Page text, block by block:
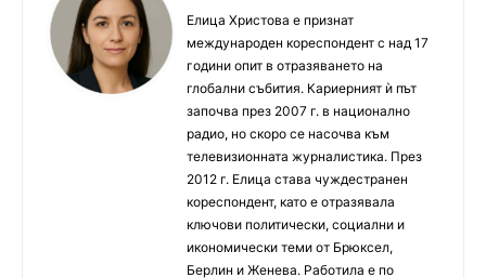
Елица Христова е признат
международен кореспондент с над 17
години опит в отразяването на
глобални събития. Кариерният ѝ път
започва през 2007 г. в национално
радио, но скоро се насочва към
телевизионната журналистика. През
2012 г. Елица става чуждестранен
кореспондент, като е отразявала
ключови политически, социални и
икономически теми от Брюксел,
Берлин и Женева. Работила е по